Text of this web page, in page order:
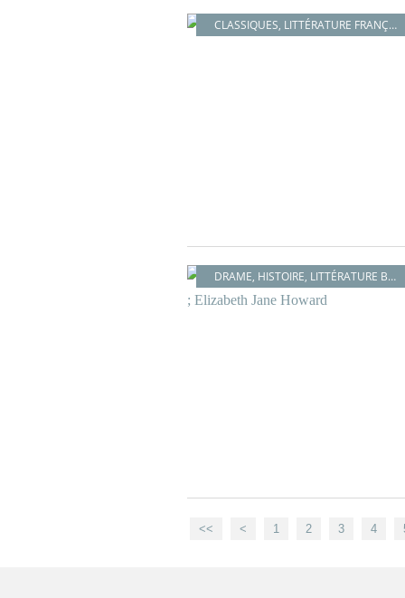
CLASSIQUES, LITTÉRATURE FRANÇAISE
DRAME, HISTOIRE, LITTÉRATURE BRITANNIQUE
<< < 1 2 3 4